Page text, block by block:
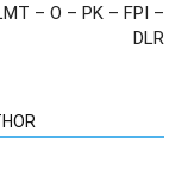
– O – PK – FPI –
DLR